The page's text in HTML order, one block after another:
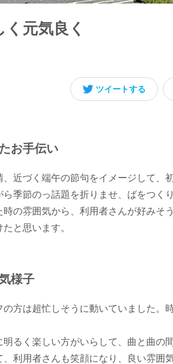
元気良く
ツイートする
お手伝い
近づく端午の節句をイメージして、
季節のっ話題を折りませ、ばをつくり
の雰囲気から、利用者さんが好みそ
と思います。
様子
方は超忙しそうに動いていました。
るく楽しい方がいらして、曲と曲の
利用者さんも笑顔になり、良い雰囲気